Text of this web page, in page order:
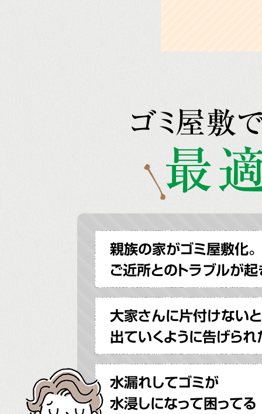
ゴミ屋敷
最
親族の家がゴミ屋敷化。
ご近所とのトラブルが
大家さんに片付けないと
出ていくように告げられ
水漏れしてゴミが
水浸しになって困ってる